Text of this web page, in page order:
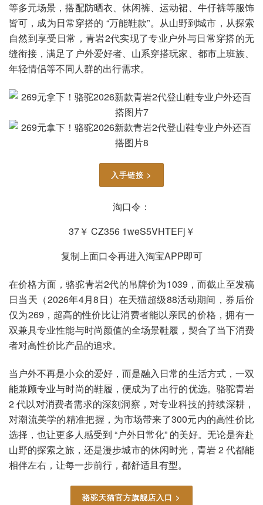
等多元场景，搭配防晒衣、休闲裤、运动裙、牛仔裤等服饰
皆可，成为日常穿搭的 “万能鞋款”。从山野到城市，从探索
自然到享受日常，青岩2代实现了专业户外与日常穿搭的无
缝衔接，满足了户外爱好者、山系穿搭玩家、都市上班族、
年轻情侣等不同人群的出行需求。
入手链接 >
淘口令：
37￥ CZ356 1weS5VHTEFj￥
复制上面口令再进入淘宝APP即可
在价格方面，骆驼青岩2代的吊牌价为1039，而截止至发稿
日当天（2026年4月8日）在天猫超级88活动期间，券后价
仅为269，超高的性价比让消费者能以亲民的价格，拥有一
双兼具专业性能与时尚颜值的全场景鞋履，契合了当下消费
者对高性价比产品的追求。
当户外不再是小众的爱好，而是融入日常的生活方式，一双
能兼顾专业与时尚的鞋履，便成为了出行的优选。骆驼青岩
2 代以对消费者需求的深刻洞察，对专业科技的持续深耕，
对潮流美学的精准把握，为市场带来了300元内的高性价比
选择，也让更多人感受到 “户外日常化” 的美好。无论是奔赴
山野的探索之旅，还是漫步城市的休闲时光，青岩 2 代都能
相伴左右，让每一步前行，都舒适且有型。
骆驼天猫官方旗舰店入口 >